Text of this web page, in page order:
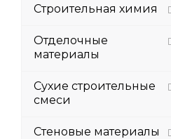
Строительная химия
Отделочные
материалы
Сухие строительные
смеси
Стеновые материалы